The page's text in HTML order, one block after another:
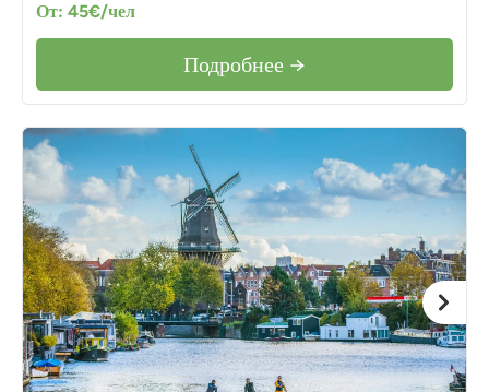
От: 45€/чел
Подробнее →